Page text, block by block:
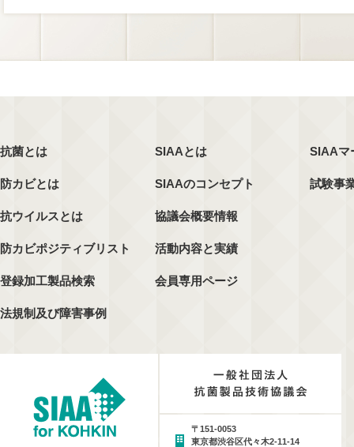
抗菌とは
防カビとは
抗ウイルスとは
防カビポジティブリスト
登録加工製品検索
法規制及び障害事例
SIAAとは
SIAAのコンセプト
協議会概要情報
活動内容と実績
会員専用ページ
SIAAマ
試験事
〒151-0053
東京都渋谷区代々木2-11-14